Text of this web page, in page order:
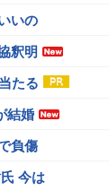
いの
釈明
たる
結婚
負傷
今は